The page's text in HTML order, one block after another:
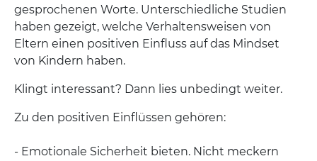
gesprochenen Worte. Unterschiedliche Studien
haben gezeigt, welche Verhaltensweisen von
Eltern einen positiven Einfluss auf das Mindset
von Kindern haben.
Klingt interessant? Dann lies unbedingt weiter.
Zu den positiven Einflüssen gehören:
- Emotionale Sicherheit bieten. Nicht meckern